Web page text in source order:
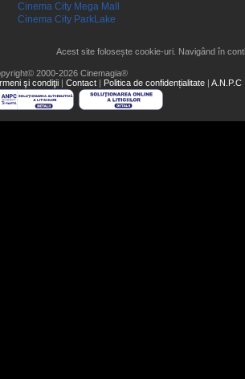
Cinema City Mega Mall
Cinema City ParkLake
Acest site folosește cookie-uri. Navigând în
2000-2026 Cinemagia®
şi condiţii | Contact | Politica de confidențialitate | A.N.P.C